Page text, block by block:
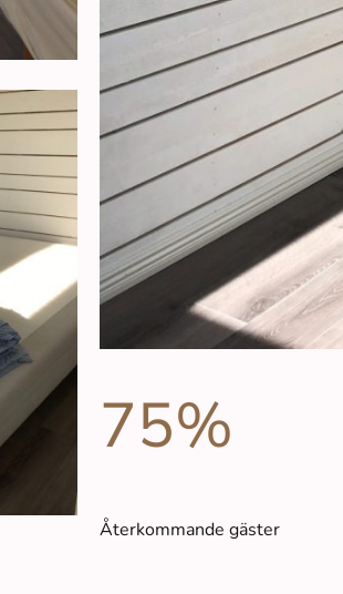
75%
Återkommande gäster